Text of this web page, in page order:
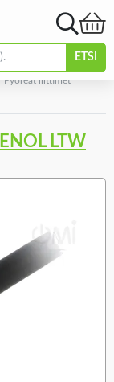
ETSI
Pyöreät liittimet
LTW